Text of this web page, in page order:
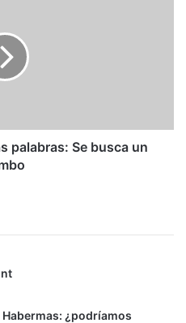
palabras: Se busca un
¿podríamos